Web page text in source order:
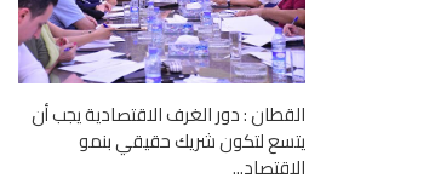
القطان : دور الغرف الاقتصادية يجب أن
يتسع لتكون شريك حقيقي بنمو
الاقتصاد...